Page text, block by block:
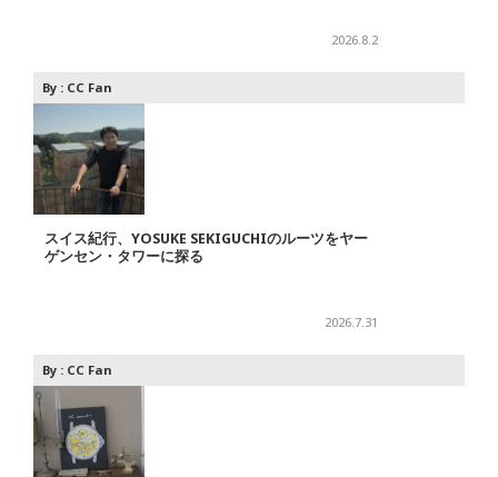
2026.8.2
By : CC Fan
スイス紀行、YOSUKE SEKIGUCHIのルーツをヤー
ゲンセン・タワーに探る
2026.7.31
By : CC Fan